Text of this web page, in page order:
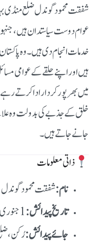
شفقت محمود گوندل ضلع منڈی
عوام دوست سیاستدان ہیں،
خدمات انجام دی ہیں۔ وہ
ہیں اور اپنے حلقے کے عوامی
میں بھرپور کردار ادا کرتے
خلق کے جذبے کی بدولت وہ
جانے جاتے ہیں۔
ذاتی معلومات
نام:شفقت محمود گوندل
تاریخ پیدائش:
جائے پیدائش:رُکن،